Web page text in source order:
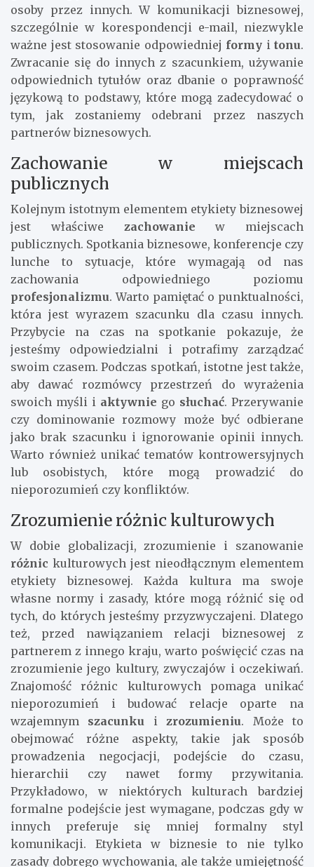
osoby przez innych. W komunikacji biznesowej,
szczególnie w korespondencji e-mail, niezwykle
ważne jest stosowanie odpowiedniej formy i tonu.
Zwracanie się do innych z szacunkiem, używanie
odpowiednich tytułów oraz dbanie o poprawność
językową to podstawy, które mogą zadecydować o
tym, jak zostaniemy odebrani przez naszych
partnerów biznesowych.
Zachowanie w miejscach
publicznych
Kolejnym istotnym elementem etykiety biznesowej
jest właściwe zachowanie w miejscach
publicznych. Spotkania biznesowe, konferencje czy
lunche to sytuacje, które wymagają od nas
zachowania odpowiedniego poziomu
profesjonalizmu. Warto pamiętać o punktualności,
która jest wyrazem szacunku dla czasu innych.
Przybycie na czas na spotkanie pokazuje, że
jesteśmy odpowiedzialni i potrafimy zarządzać
swoim czasem. Podczas spotkań, istotne jest także,
aby dawać rozmówcy przestrzeń do wyrażenia
swoich myśli i aktywnie go słuchać. Przerywanie
czy dominowanie rozmowy może być odbierane
jako brak szacunku i ignorowanie opinii innych.
Warto również unikać tematów kontrowersyjnych
lub osobistych, które mogą prowadzić do
nieporozumień czy konfliktów.
Zrozumienie różnic kulturowych
W dobie globalizacji, zrozumienie i szanowanie
różnic kulturowych jest nieodłącznym elementem
etykiety biznesowej. Każda kultura ma swoje
własne normy i zasady, które mogą różnić się od
tych, do których jesteśmy przyzwyczajeni. Dlatego
też, przed nawiązaniem relacji biznesowej z
partnerem z innego kraju, warto poświęcić czas na
zrozumienie jego kultury, zwyczajów i oczekiwań.
Znajomość różnic kulturowych pomaga unikać
nieporozumień i budować relacje oparte na
wzajemnym szacunku izrozumieniu. Może to
obejmować różne aspekty, takie jak sposób
prowadzenia negocjacji, podejście do czasu,
hierarchii czy nawet formy przywitania.
Przykładowo, w niektórych kulturach bardziej
formalne podejście jest wymagane, podczas gdy w
innych preferuje się mniej formalny styl
komunikacji. Etykieta w biznesie to nie tylko
zasady dobrego wychowania, ale także umiejętność